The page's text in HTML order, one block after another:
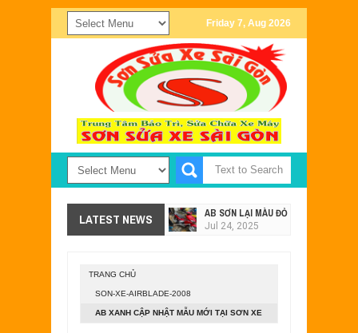
Friday 7, Aug 2026
LATEST NEWS AB SƠN LẠI MÀU ĐỎ - XÁM TẠI SƠN
Jul 24, 2025
TRANG CHỦ
SON-XE-AIRBLADE-2008
AB XANH CẬP NHẬT MẪU MỚI TẠI SƠN XE